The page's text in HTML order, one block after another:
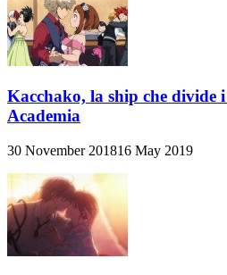
Kacchako, la ship che divide
Academia
30 November 201816 May 2019